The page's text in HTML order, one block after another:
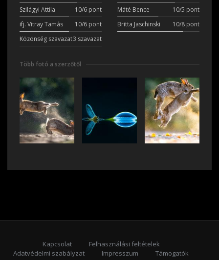
Szilágyi Attila
10/6 pont Máté Bence
10/5 pont
ifj. Vitray Tamás
10/6 pont Britta Jaschinski
10/8 pont
Közönség szavazat3 szavazat
Több fotó a szerzőtől
Kapcsolat
Felhasználási feltételek
Adatvédelmi szabályzat
Impresszum Támogatók